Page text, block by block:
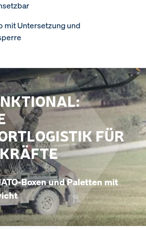
mit Untersetzung und
FÜR
Boxen und Paletten mit